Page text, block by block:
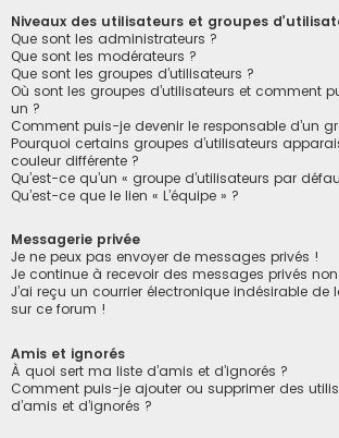
Niveaux des utilisateurs et groupes
Que sont les administrateurs ?
Que sont les modérateurs ?
Que sont les groupes d’utilisateurs ?
Où sont les groupes d’utilisateurs et comment
un ?
Comment puis-je devenir le responsable d’un
Pourquoi certains groupes d’utilisateurs
couleur différente ?
Qu’est-ce qu’un « groupe d’utilisateurs par
Qu’est-ce que le lien « L’équipe » ?
Messagerie privée
Je ne peux pas envoyer de messages privés !
Je continue à recevoir des messages privés
J’ai reçu un courrier électronique indésirable de
sur ce forum !
Amis et ignorés
À quoi sert ma liste d’amis et d’ignorés ?
Comment puis-je ajouter ou supprimer des
d’amis et d’ignorés ?